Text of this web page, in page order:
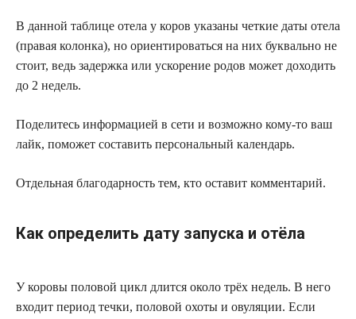
В данной таблице отела у коров указаны четкие даты отела
(правая колонка), но ориентироваться на них буквально не
стоит, ведь задержка или ускорение родов может доходить
до 2 недель.
Поделитесь информацией в сети и возможно кому-то ваш
лайк, поможет составить персональный календарь.
Отдельная благодарность тем, кто оставит комментарий.
Как определить дату запуска и отёла
У коровы половой цикл длится около трёх недель. В него
входит период течки, половой охоты и овуляции. Если